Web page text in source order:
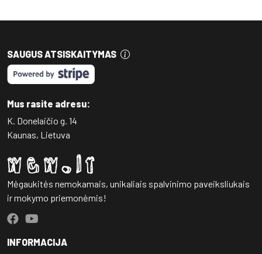
SAUGUS ATSISKAITYMAS
Mus rasite adresu:
K. Donelaičio g. 14
Kaunas, Lietuva
Mėgaukitės nemokamais, unikaliais spalvinimo paveiksliukais
ir mokymo priemonėmis!
INFORMACIJA